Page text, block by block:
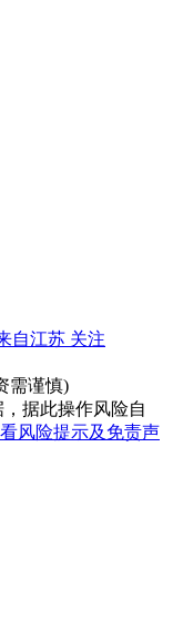
自江苏 关注
需谨慎)
据此操作风险自
风险提示及免责声